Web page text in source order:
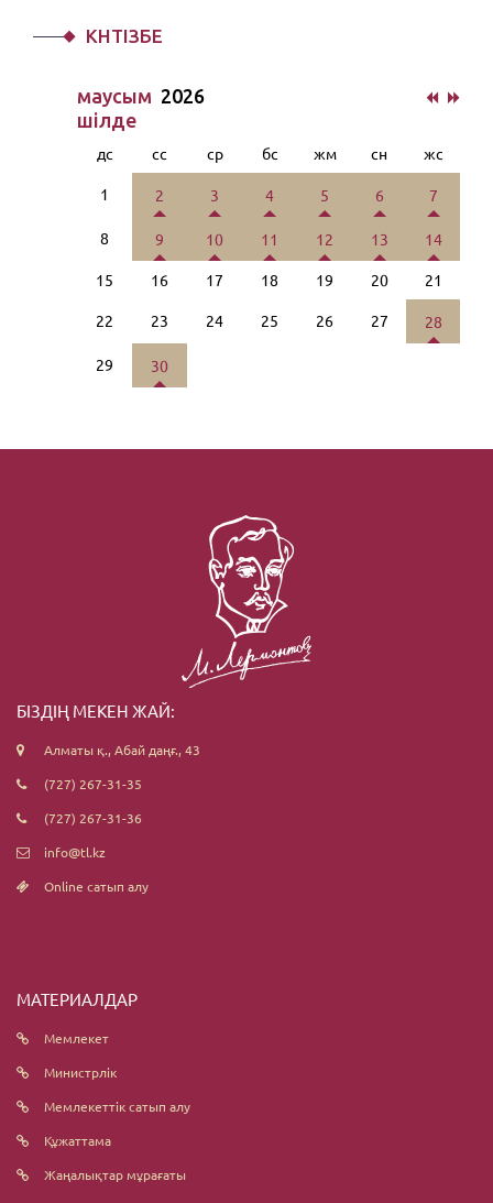
КҮНТІЗБЕ
маусым 2026
шiлде
дс сс ср бс жм сн жс
1 2 3 4 5 6 7
8 9 10 11 12 13 14
15 16 17 18 19 20 21
22 23 24 25 26 27 28
29 30
БІЗДІҢ МЕКЕН ЖАЙ:
Алматы қ., Абай даңғ., 43
(727) 267-31-35
(727) 267-31-36
info@tl.kz
Online сатып алу
МАТЕРИАЛДАР
Мемлекет
Министрлік
Мемлекеттік сатып алу
Құжаттама
Жаңалықтар мұрағаты